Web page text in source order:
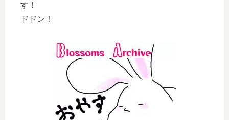
す！
ドドン！